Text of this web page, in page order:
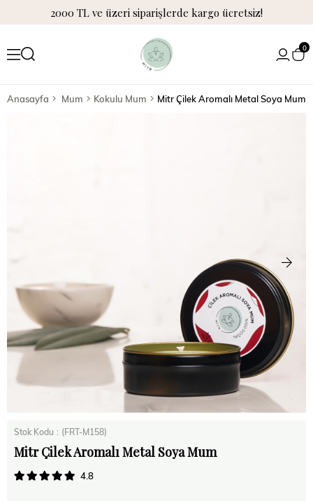
2000 TL ve üzeri siparişlerde kargo ücretsiz!
0
Anasayfa Mum Kokulu Mum Mitr Çilek Aromalı Metal Soya Mum
Stok Kodu (FRT-M158)
Mitr Çilek Aromalı Metal Soya Mum
4.8